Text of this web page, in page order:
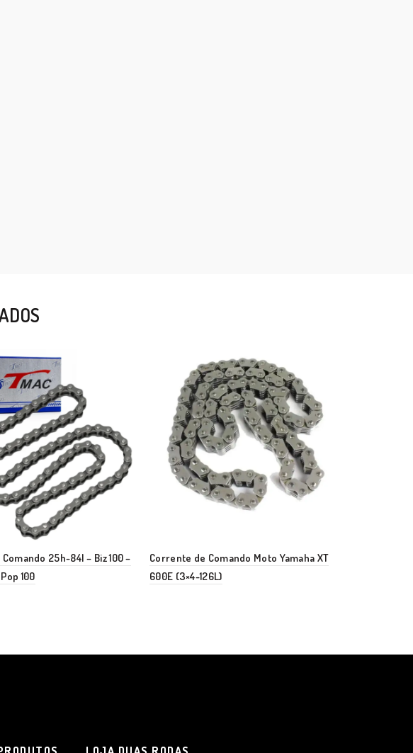
25h-84l – Biz 100 –
100
Corrente de Comando Moto Yamaha XT
600E (3×4-126L)